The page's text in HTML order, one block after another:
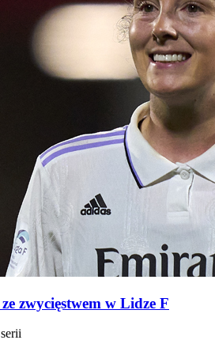
zwycięstwem w Lidze F